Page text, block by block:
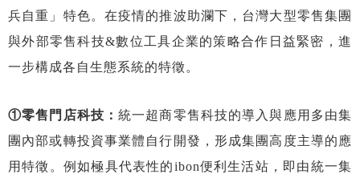
兵自重」特色。在疫情的推波助瀾下，台灣大型零售集團
與外部零售科技&數位工具企業的策略合作日益緊密，進
一步構成各自生態系統的特徵。
①零售門店科技： 統一超商零售科技的導入與應用多由集
團內部或轉投資事業體自行開發，形成集團高度主導的應
用特徵。例如極具代表性的ibon便利生活站，即由統一集